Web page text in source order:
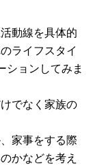
動線を具体的
ライフスタイ
ションしてみま
でなく家族の
家事をする際
かなどを考え